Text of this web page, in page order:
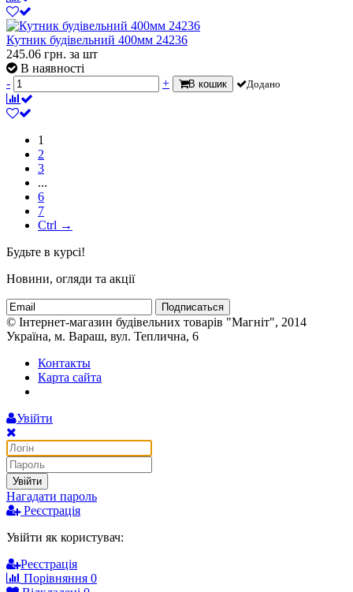
Кутник будівельний 400мм 24236
245.06 грн. за шт
В наявності
-
+ В кошик Додано
1
2
3
...
6
7
Ctrl →
Будьте в курсі!
Новини, огляди та акції
Подписаться
© Інтернет-магазин будівельних товарів "Магніт", 2014
Україна, м. Вараш, вул. Теплична, 6
Контакты
Карта сайта
Увійти
Увійти
Нагадати пароль
Реєстрація
Увійти як користувач:
Реєстрація
Порівняння 0